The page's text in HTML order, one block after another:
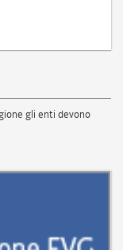
gli enti devono